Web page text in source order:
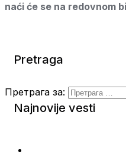
naći će se na redovnom
Pretraga
Претрага за:
Najnovije vesti